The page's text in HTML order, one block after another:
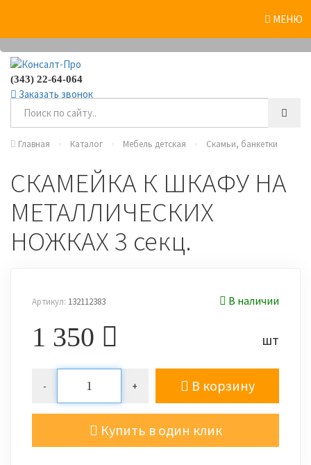
МЕНЮ
(343) 22-64-064
Заказать звонок
Главная Каталог Мебель детская Скамьи, банкетки
СКАМЕЙКА К ШКАФУ НА
МЕТАЛЛИЧЕСКИХ
НОЖКАХ 3 секц.
Артикул: 132112383 В наличии
1 350 шт
- + В корзину
Купить в один клик